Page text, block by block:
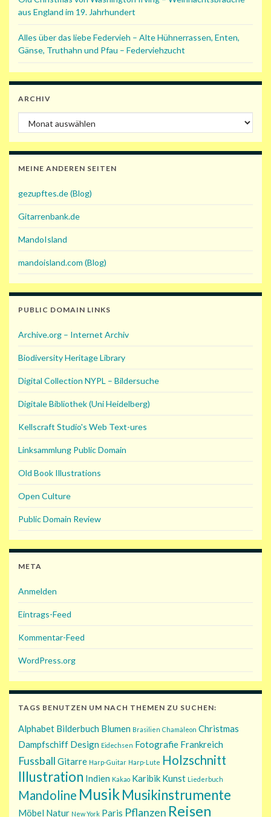
aus England im 19. Jahrhundert
Alles über das liebe Federvieh – Alte Hühnerrassen, Enten,
Gänse, Truthahn und Pfau – Federviehzucht
ARCHIV
Archiv
MEINE ANDEREN SEITEN
gezupftes.de (Blog)
Gitarrenbank.de
MandoIsland
mandoisland.com (Blog)
PUBLIC DOMAIN LINKS
Archive.org – Internet Archiv
Biodiversity Heritage Library
Digital Collection NYPL – Bildersuche
Digitale Bibliothek (Uni Heidelberg)
Kellscraft Studio's Web Text-ures
Linksammlung Public Domain
Old Book Illustrations
Open Culture
Public Domain Review
META
Anmelden
Eintrags-Feed
Kommentar-Feed
WordPress.org
TAGS BENUTZEN UM NACH THEMEN ZU SUCHEN:
Alphabet Bilderbuch Blumen Brasilien Chamäleon Christmas
Dampfschiff Design Eidechsen Fotografie Frankreich
Fussball Gitarre Harp-Guitar Harp-Lute Holzschnitt
Illustration Indien Kakao Karibik Kunst Liederbuch
Mandoline MusikMusikinstrumente
Möbel Natur New York Paris Pflanzen Reisen